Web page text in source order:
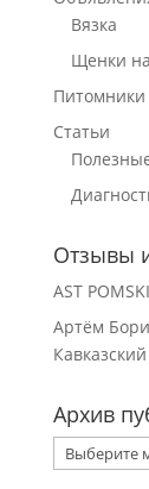
Вязка
Щенки
Статьи
Отзывы
AST
Артём
Архив
Архив
публикаций